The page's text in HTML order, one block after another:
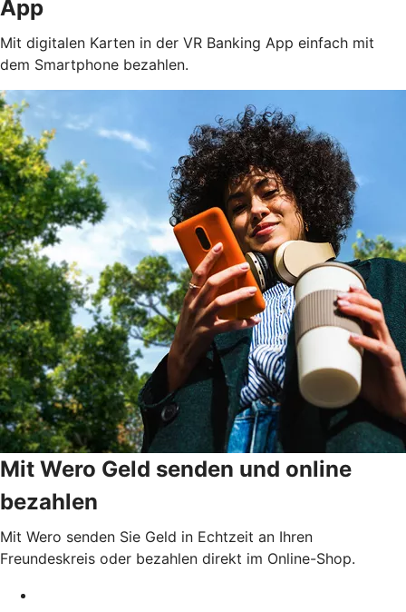
App
Mit digitalen Karten in der VR Banking App einfach mit
dem Smartphone bezahlen.
Mit Wero Geld senden und online
bezahlen
Mit Wero senden Sie Geld in Echtzeit an Ihren
Freundeskreis oder bezahlen direkt im Online-Shop.